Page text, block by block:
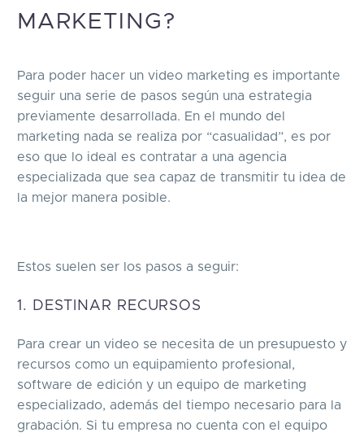
MARKETING?
Para poder hacer un video marketing es importante
seguir una serie de pasos según una estrategia
previamente desarrollada. En el mundo del
marketing nada se realiza por “casualidad”, es por
eso que lo ideal es contratar a una agencia
especializada que sea capaz de transmitir tu idea de
la mejor manera posible.
Estos suelen ser los pasos a seguir:
1. DESTINAR RECURSOS
Para crear un video se necesita de un presupuesto y
recursos como un equipamiento profesional,
software de edición y un equipo de marketing
especializado, además del tiempo necesario para la
grabación. Si tu empresa no cuenta con el equipo